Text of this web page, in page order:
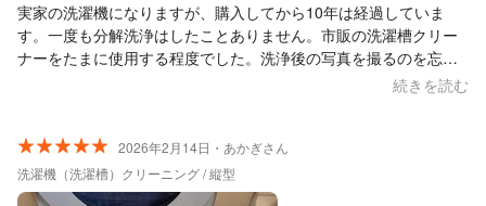
実家の洗濯機になりますが、購入してから10年は経過していま
す。一度も分解洗浄はしたことありません。市販の洗濯槽クリー
ナーをたまに使用する程度でした。洗浄後の写真を撮るのを忘れ
てしまいましたが、きれいに掃除いただきました。男性1人で分
されていました。最後は洗濯機周りも整えてくださいました。安
心してベビー服を洗濯できます。この度はありがとうございまし
た。
続きを読む
2026年2月14日・あかぎさん
洗濯機（洗濯槽）クリーニング / 縦型